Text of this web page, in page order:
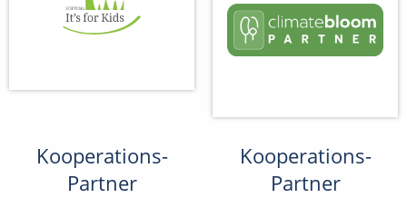
Kooperations-
Partner
Kooperations-
Partner